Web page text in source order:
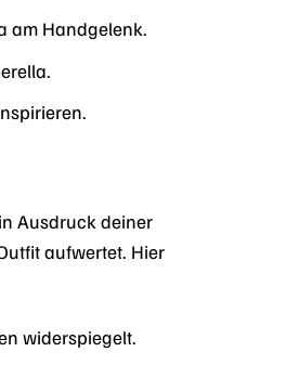
am Handgelenk.
Ausdruck deiner
aufwertet. Hier
widerspiegelt.